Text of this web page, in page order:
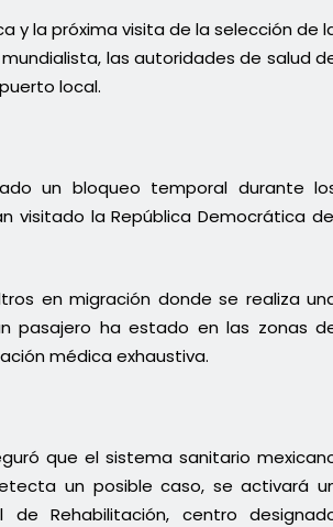
y la próxima visita de la selección de
las autoridades de salud
local.
un bloqueo temporal durante
visitado la República Democrática
en migración donde se realiza
pasajero ha estado en las zonas
médica exhaustiva.
que el sistema sanitario
un posible caso, se activará
Rehabilitación, centro